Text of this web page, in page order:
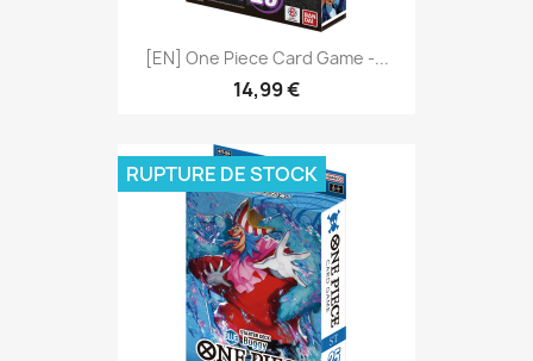
[EN] One Piece Card Game -...
14,99 €
RUPTURE DE STOCK